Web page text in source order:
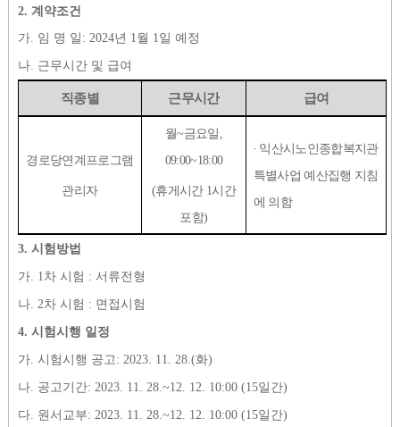
2. 계약조건
가. 임 명 일 : 2024년 1월 1일 예정
나. 근무시간 및 급여
직종별 근무시간 급여
경로당연계프로그램
관리자
월~금요일
09:00~18:00
(휴게시간 1시간
포함)
∙ 익산시노인종합복지관
특별사업 예산집행 지침
에 의함
3. 시험방법
가. 1차 시험 : 서류전형
나. 2차 시험 : 면접시험
4. 시험시행 일정
가. 시험시행 공고: 2023. 11. 28.(화)
나. 공고기간: 2023. 11. 28.~12. 12. 10:00 (15일간)
다. 원서교부: 2023. 11. 28.~12. 12. 10:00 (15일간)